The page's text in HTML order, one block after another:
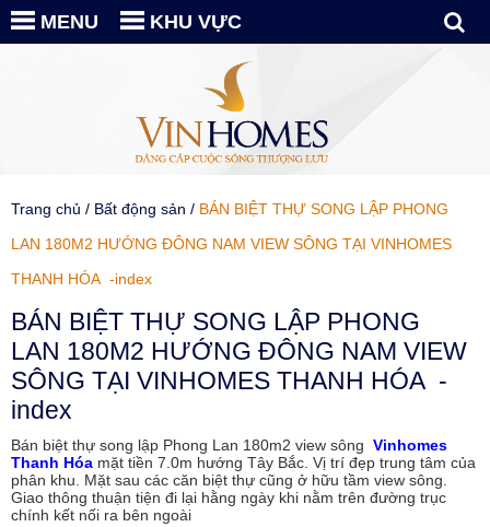
MENU KHU VỰC
Trang chủ / Bất động sản / BÁN BIỆT THỰ SONG LẬP PHONG
LAN 180M2 HƯỚNG ĐÔNG NAM VIEW SÔNG TẠI VINHOMES
THANH HÓA -index
BÁN BIỆT THỰ SONG LẬP PHONG
LAN 180M2 HƯỚNG ĐÔNG NAM VIEW
SÔNG TẠI VINHOMES THANH HÓA -
index
Bán biệt thự song lập Phong Lan 180m2 view sông Vinhomes
Thanh Hóa mặt tiền 7.0m hướng Tây Bắc. Vị trí đẹp trung tâm của
phân khu. Mặt sau các căn biệt thự cũng ở hữu tầm view sông.
Giao thông thuận tiện đi lại hằng ngày khi nằm trên đường trục
chính kết nối ra bên ngoài